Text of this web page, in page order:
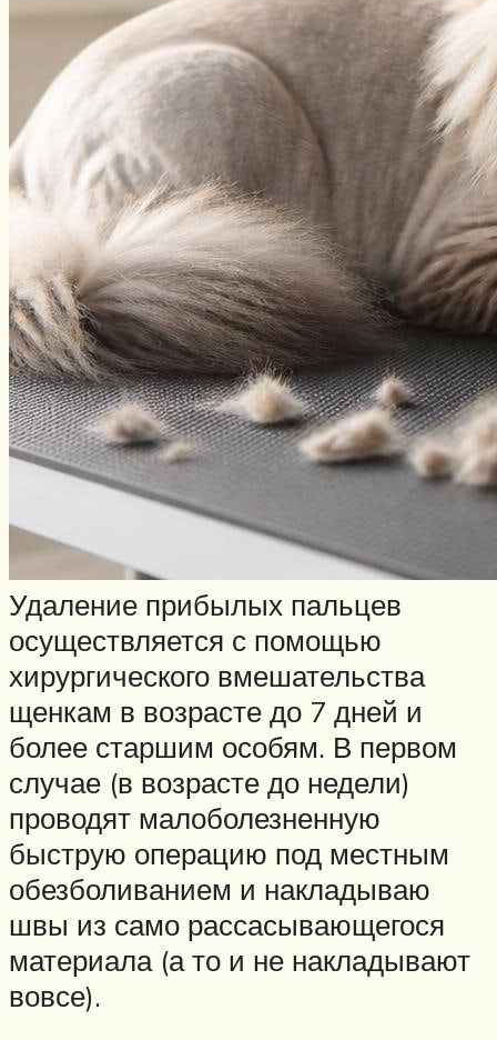
Удаление прибылых пальцев
осуществляется с помощью
хирургического вмешательства
щенкам в возрасте до 7 дней и
более старшим особям. В первом
случае (в возрасте до недели)
проводят малоболезненную
быструю операцию под местным
обезболиванием и накладываю
швы из само рассасывающегося
материала (а то и не накладывают
вовсе).